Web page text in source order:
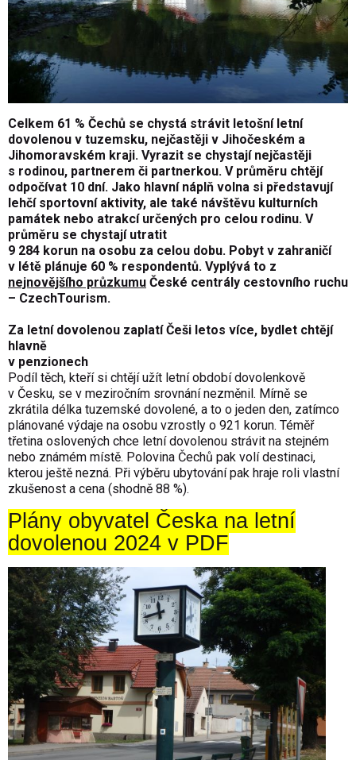
Celkem 61 % Čechů se chystá strávit letošní letní
dovolenou v tuzemsku, nejčastěji v Jihočeském a
Jihomoravském kraji. Vyrazit se chystají nejčastěji
s rodinou, partnerem či partnerkou. V průměru chtějí
odpočívat 10 dní. Jako hlavní náplň volna si představují
lehčí sportovní aktivity, ale také návštěvu kulturních
památek nebo atrakcí určených pro celou rodinu. V
průměru se chystají utratit
9 284 korun na osobu za celou dobu. Pobyt v zahraničí
v létě plánuje 60 % respondentů. Vyplývá to z
nejnovějšího průzkumu České centrály cestovního ruchu
– CzechTourism.
Za letní dovolenou zaplatí Češi letos více, bydlet chtějí
hlavně
v penzionech
Podíl těch, kteří si chtějí užít letní období dovolenkově
v Česku, se v meziročním srovnání nezměnil. Mírně se
zkrátila délka tuzemské dovolené, a to o jeden den, zatímco
plánované výdaje na osobu vzrostly o 921 korun. Téměř
třetina oslovených chce letní dovolenou strávit na stejném
nebo známém místě. Polovina Čechů pak volí destinaci,
kterou ještě nezná. Při výběru ubytování pak hraje roli vlastní
zkušenost a cena (shodně 88 %).
Plány obyvatel Česka na letní
dovolenou 2024 v PDF